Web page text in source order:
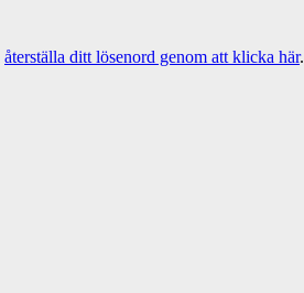
återställa ditt lösenord genom att klicka här.